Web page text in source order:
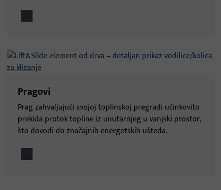
Pragovi
Prag zahvaljujući svojoj toplinskoj pregradi učinkovito
prekida protok topline iz unutarnjeg u vanjski prostor,
što dovodi do značajnih energetskih ušteda.